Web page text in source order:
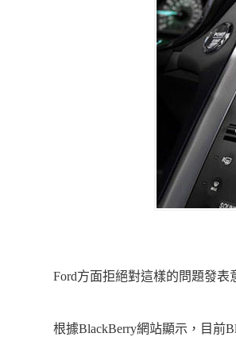
Ford方面拒絕對這樣的問題發表
根據BlackBerry網站顯示，目前